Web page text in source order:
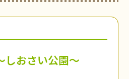
しおさい公園～